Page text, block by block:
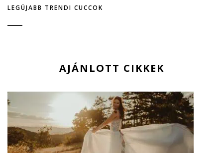
LEGÚJABB TRENDI CUCCOK
AJÁNLOTT CIKKEK